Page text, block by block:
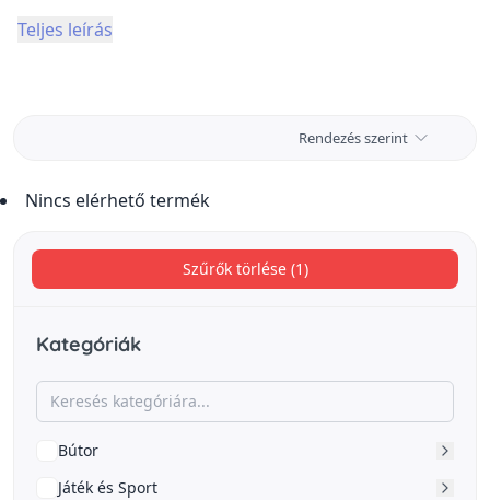
ugyanis pozitívan befolyásolhatja a
mindegyiket sikerülhet megvalósítani.
Teljes leírás
Szűrők törlése (1)
Kategóriák
Bútor
Játék és Sport
Rendezés szerint
Nincs elérhető termék